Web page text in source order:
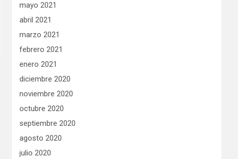
mayo 2021
abril 2021
marzo 2021
febrero 2021
enero 2021
diciembre 2020
noviembre 2020
octubre 2020
septiembre 2020
agosto 2020
julio 2020